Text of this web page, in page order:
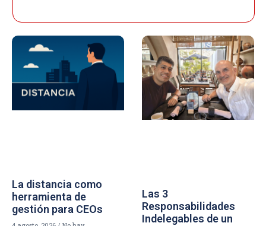
La distancia como
herramienta de
gestión para CEOs
Las 3
Responsabilidades
Indelegables de un